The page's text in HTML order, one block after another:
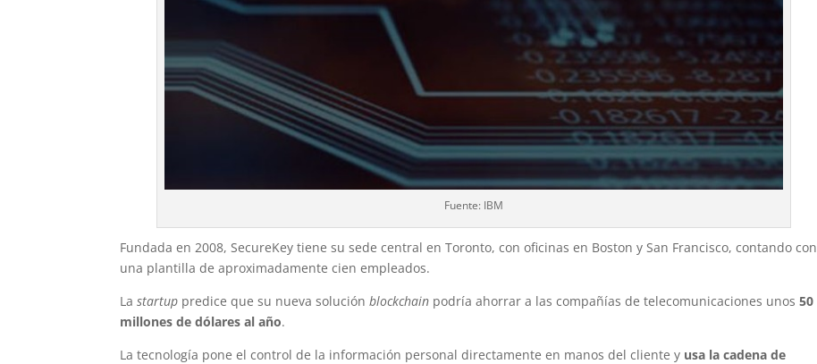
Fuente: IBM
Fundada en 2008, SecureKey tiene su sede central en Toronto, con oficinas en Boston y San Francisco, contando con
una plantilla de aproximadamente cien empleados.
Lastartup predice que su nueva soluciónblockchain podría ahorrar a las compañías de telecomunicaciones unos50
millones de dólares al año.
La tecnología pone el control de la información personal directamente en manos del cliente y usa la cadena de